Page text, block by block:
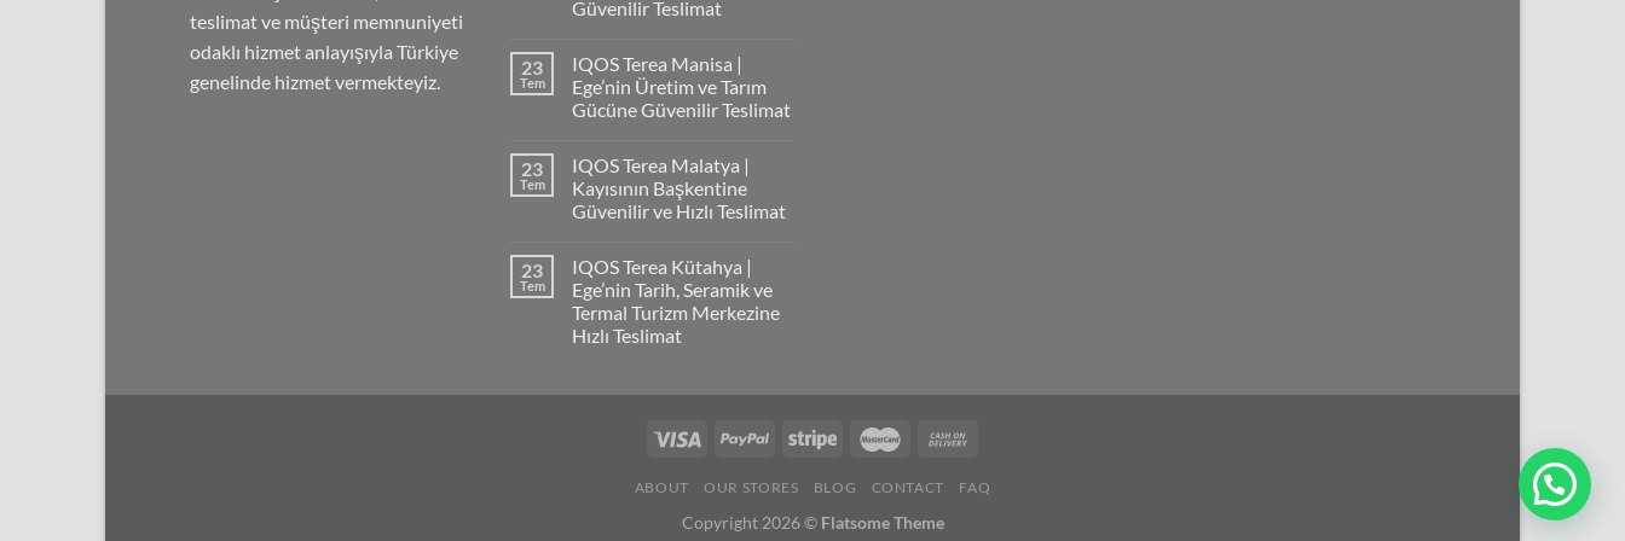
teslimat ve müşteri memnuniyeti
odaklı hizmet anlayışıyla Türkiye
genelinde hizmet vermekteyiz.
Güvenilir Teslimat
23
Tem
IQOS Terea Manisa |
Ege’nin Üretim ve Tarım
Gücüne Güvenilir Teslimat
23
Tem
IQOS Terea Malatya |
Kayısının Başkentine
Güvenilir ve Hızlı Teslimat
23
Tem
IQOS Terea Kütahya |
Ege’nin Tarih, Seramik ve
Termal Turizm Merkezine
Hızlı Teslimat
ABOUT OUR STORES BLOG CONTACT FAQ
Copyright 2026 © Flatsome Theme